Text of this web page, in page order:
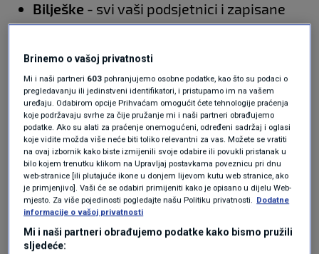
Bilješke - svi vaši podsjetnici i zapisane
misli
Kalendare i podsjetnike
obaveze
Postavke i personalizacije- pozadine,
zvukove, widgete
E-mail račune- sve vaše povezane e-
mail adrese
Povijest poziva- evidencija dolaznih i
odlaznih poziva
Favorite i postavke preglednika
Brinemo o vašoj privatnosti
Mi i naši partneri 603 pohranjujemo osobne podatke, kao što su podaci o
pregledavanju ili jedinstveni identifikatori, i pristupamo im na vašem
uređaju. Odabirom opcije Prihvaćam omogućit ćete tehnologije praćenja
koje podržavaju svrhe za čije pružanje mi i naši partneri obrađujemo
podatke. Ako su alati za praćenje onemogućeni, određeni sadržaj i oglasi
koje vidite možda više neće biti toliko relevantni za vas. Možete se vratiti
na ovaj izbornik kako biste izmijenili svoje odabire ili povukli pristanak u
bilo kojem trenutku klikom na Upravljaj postavkama poveznicu pri dnu
web-stranice [ili plutajuće ikone u donjem lijevom kutu web stranice, ako
je primjenjivo]. Vaši će se odabiri primijeniti kako je opisano u dijelu Web-
mjesto. Za više pojedinosti pogledajte našu Politiku privatnosti. Dodatne
informacije o vašoj privatnosti
Mi i naši partneri obrađujemo podatke kako bismo pružili
sljedeće: